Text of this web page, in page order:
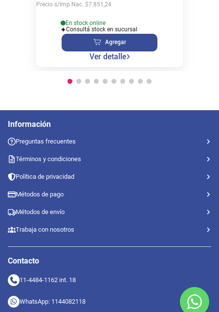
Precio s/Imp Nac. $7.851,24
En stock online
Consultá stock en sucursal
Agregar
Ver detalle
Información
Preguntas frecuentes
Términos y condiciones
Política de privacidad
Métodos de pago
Métodos de envío
Trabaja con nosotros
Contacto
11-4484-1162 int. 18
WhatsApp: 1144082118